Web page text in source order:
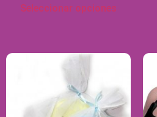
Seleccionar opciones